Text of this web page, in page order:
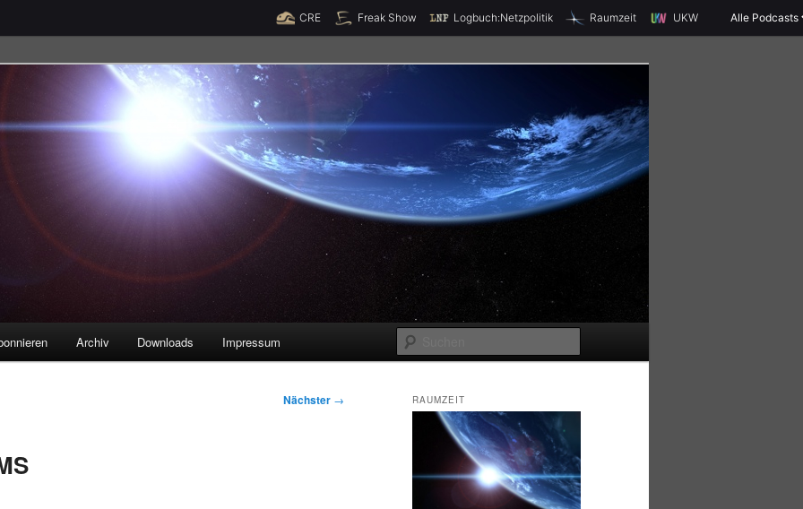
Spende jetzt!
CRE Freak Show Logbuch:Netzpolitik Raumzeit UKW Alle Podcasts
u
Archiv Downloads Impressum
Nächster → RAUMZEIT